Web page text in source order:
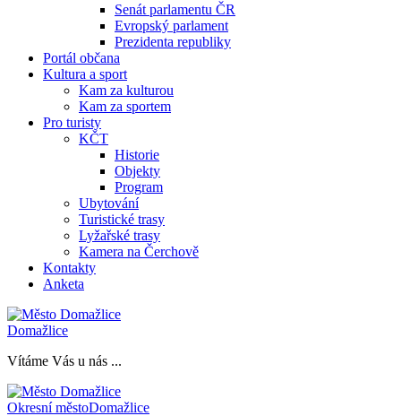
Senát parlamentu ČR
Evropský parlament
Prezidenta republiky
Portál občana
Kultura a sport
Kam za kulturou
Kam za sportem
Pro turisty
KČT
Historie
Objekty
Program
Ubytování
Turistické trasy
Lyžařské trasy
Kamera na Čerchově
Kontakty
Anketa
Domažlice
Vítáme Vás u nás ...
Okresní městoDomažlice